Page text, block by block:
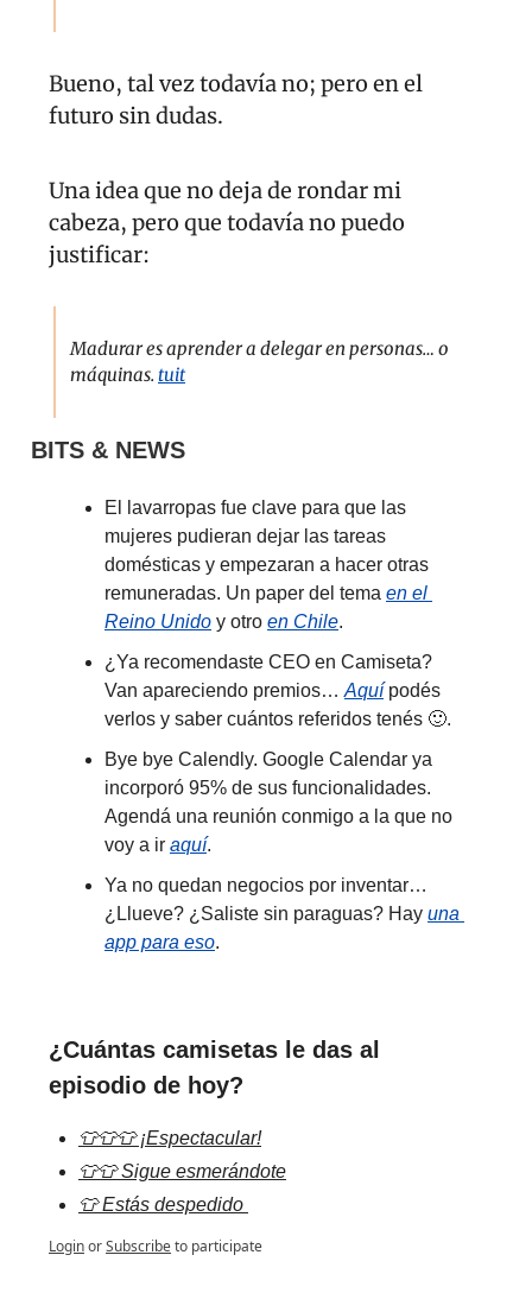
Bueno, tal vez todavía no; pero en el
futuro sin dudas.
Una idea que no deja de rondar mi
cabeza, pero que todavía no puedo
justificar:
Madurar es aprender a delegar en personas… o
máquinas. tuit
BITS & NEWS
El lavarropas fue clave para que las
mujeres pudieran dejar las tareas
domésticas y empezaran a hacer otras
remuneradas. Un paper del tema en el
Reino Unido y otro en Chile.
¿Ya recomendaste CEO en Camiseta?
Van apareciendo premios… Aquí podés
verlos y saber cuántos referidos tenés 🙂.
Bye bye Calendly. Google Calendar ya
incorporó 95% de sus funcionalidades.
Agendá una reunión conmigo a la que no
voy a ir aquí.
Ya no quedan negocios por inventar…
¿Llueve? ¿Saliste sin paraguas? Hay una
app para eso.
¿Cuántas camisetas le das al
episodio de hoy?
👕👕👕 ¡Espectacular!
👕👕 Sigue esmerándote
👕 Estás despedido
LoginorSubscribeto participate